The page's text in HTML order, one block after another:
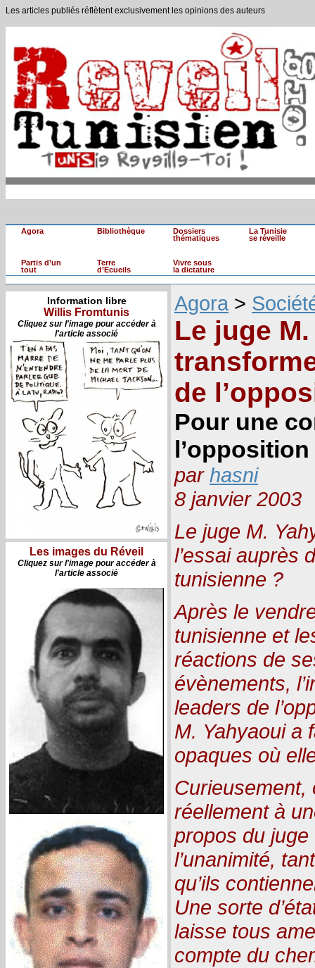
Les articles publiés réflètent exclusivement les opinions des auteurs
Agora Bibliothèque
Dossiers
thématiques
La Tunisie
se réveille
Partis d’un
tout
Terre
d’Ecueils
Vivre sous
la dictature
Information libre
Willis Fromtunis
Cliquez sur l'image pour accéder à
l'article associé
Les images du Réveil
Cliquez sur l'image pour accéder à
l'article associé
Agora >
Le juge
de
Pour une
l’opposition
par hasni
8 janvier 2003
Le juge M.
l’essai auprès
tunisienne ?
Après le
tunisienne et
réactions de
évènements,
leaders de
M. Yahyaoui a
opaques où
Curieusement,
réellement à
propos du
l’unanimité,
qu’ils
Une sorte
laisse tous
compte du